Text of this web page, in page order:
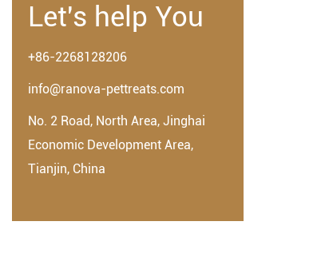
Let's help You
+86-2268128206
info@ranova-pettreats.com
No. 2 Road, North Area, Jinghai
Economic Development Area,
Tianjin, China